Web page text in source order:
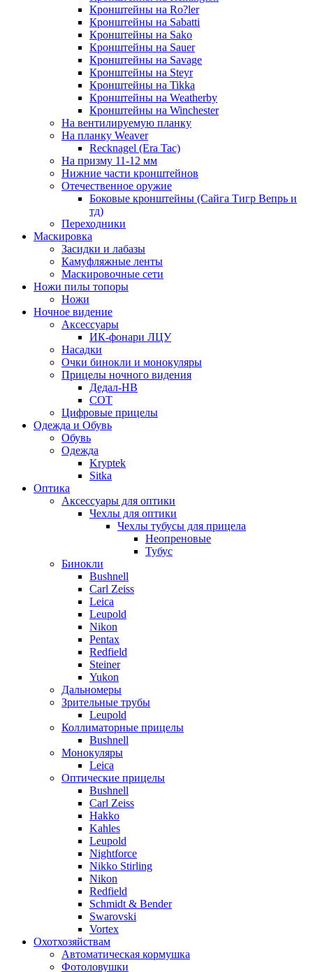
Кронштейны на Ro?ler
Кронштейны на Sabatti
Кронштейны на Sako
Кронштейны на Sauer
Кронштейны на Savage
Кронштейны на Steyr
Кронштейны на Tikka
Кронштейны на Weatherby
Кронштейны на Winchester
На вентилируемую планку
На планку Weaver
Recknagel (Era Tac)
На призму 11-12 мм
Нижние части кронштейнов
Отечественное оружие
Боковые кронштейны (Сайга Тигр Вепрь и
тд)
Переходники
Маскировка
Засидки и лабазы
Камуфляжные ленты
Маскировочные сети
Ножи пилы топоры
Ножи
Ночное видение
Аксессуары
ИК-фонари ЛЦУ
Насадки
Очки бинокли и монокуляры
Прицелы ночного видения
Дедал-НВ
СОТ
Цифровые прицелы
Одежда и Обувь
Обувь
Одежда
Kryptek
Sitka
Оптика
Аксессуары для оптики
Чехлы для оптики
Чехлы тубусы для прицела
Неопреновые
Тубус
Бинокли
Bushnell
Carl Zeiss
Leica
Leupold
Nikon
Pentax
Redfield
Steiner
Yukon
Дальномеры
Зрительные трубы
Leupold
Коллиматорные прицелы
Bushnell
Монокуляры
Leica
Оптические прицелы
Bushnell
Carl Zeiss
Hakko
Kahles
Leupold
Nightforce
Nikko Stirling
Nikon
Redfield
Schmidt & Bender
Swarovski
Vortex
Охотхозяйствам
Автоматическая кормушка
Фотоловушки